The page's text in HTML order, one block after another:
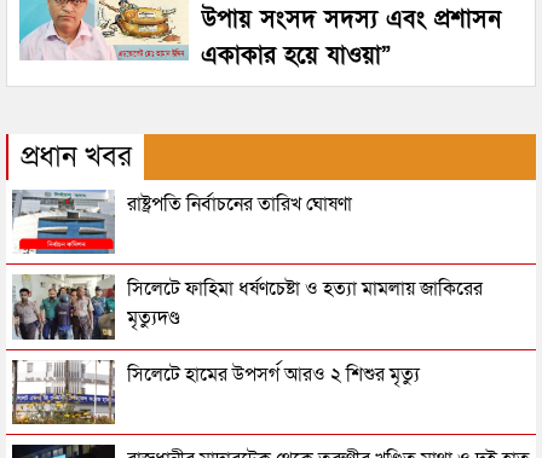
উপায় সংসদ সদস্য এবং প্রশাসন
একাকার হয়ে যাওয়া”
প্রধান খবর
রাষ্ট্রপতি নির্বাচনের তারিখ ঘোষণা
সিলেটে ফাহিমা ধর্ষণচেষ্টা ও হত্যা মামলায় জাকিরের
মৃত্যুদণ্ড
সিলেটে হামের উপসর্গ আরও ২ শিশুর মৃত্যু